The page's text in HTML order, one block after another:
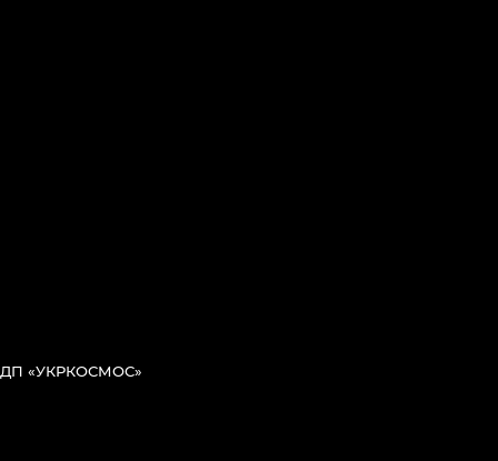
ДП «УКРКОСМОС»